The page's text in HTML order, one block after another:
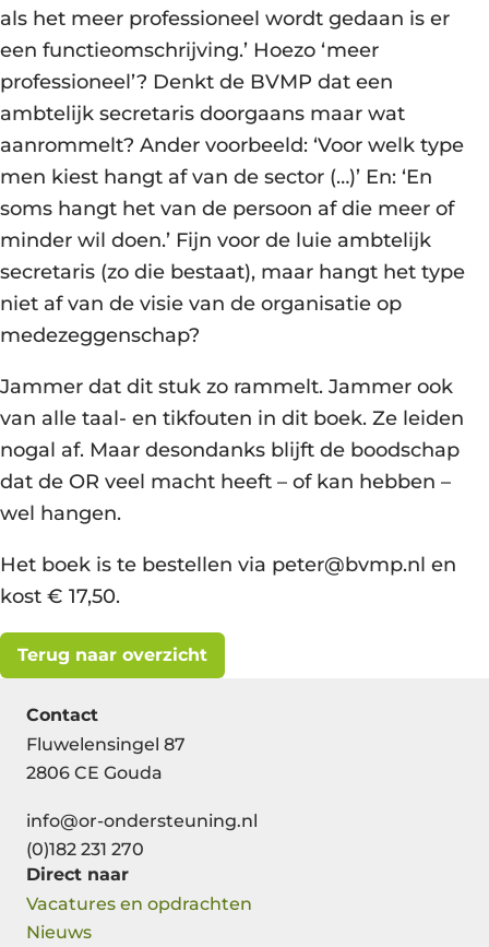
als het meer professioneel wordt gedaan is er
een functieomschrijving.’ Hoezo ‘meer
professioneel’? Denkt de BVMP dat een
ambtelijk secretaris doorgaans maar wat
aanrommelt? Ander voorbeeld: ‘Voor welk type
men kiest hangt af van de sector (…)’ En: ‘En
soms hangt het van de persoon af die meer of
minder wil doen.’ Fijn voor de luie ambtelijk
secretaris (zo die bestaat), maar hangt het type
niet af van de visie van de organisatie op
medezeggenschap?
Jammer dat dit stuk zo rammelt. Jammer ook
van alle taal- en tikfouten in dit boek. Ze leiden
nogal af. Maar desondanks blijft de boodschap
dat de OR veel macht heeft – of kan hebben –
wel hangen.
Het boek is te bestellen via peter@bvmp.nl en
kost € 17,50.
Terug naar overzicht
Contact
Fluwelensingel 87
2806 CE Gouda
info@or-ondersteuning.nl
(0)182 231 270
Direct naar
Vacatures en opdrachten
Nieuws